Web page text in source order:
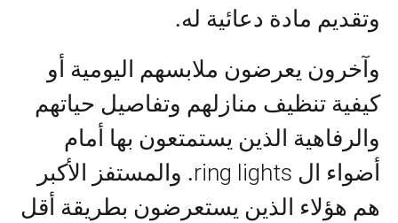
وتقديم مادة دعائية له.
وآخرون يعرضون ملابسهم اليومية أو
كيفية تنظيف منازلهم وتفاصيل حياتهم
والرفاهية الذين يستمتعون بها أمام
أضواء ال ring lights. والمستفز الأكبر
هم هؤلاء الذين يستعرضون بطريقة أقل